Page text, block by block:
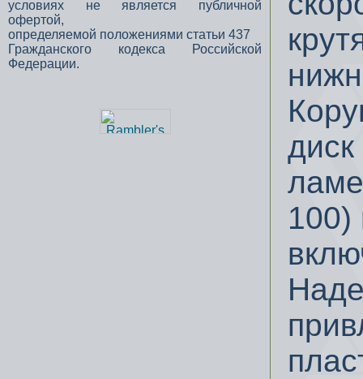
условиях не является публичной
офертой,
определяемой положениями статьи 437
Гражданского кодекса Российской
Федерации.
диск
100)